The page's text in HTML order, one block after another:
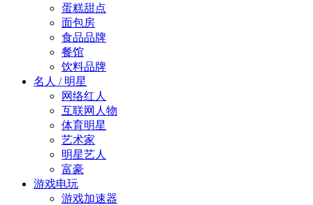
蛋糕甜点
面包房
食品品牌
餐馆
饮料品牌
名人 / 明星
网络红人
互联网人物
体育明星
艺术家
明星艺人
富豪
游戏电玩
游戏加速器